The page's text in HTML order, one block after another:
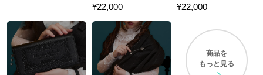
¥22,000 ¥22,000
商品を
もっと見る